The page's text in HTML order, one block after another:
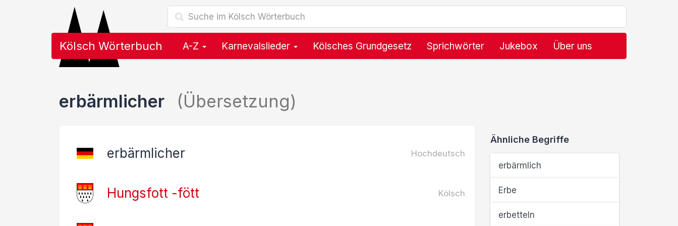
Kölsch Wörterbuch A-Z Karnevalslieder Kölsches Grundgesetz Sprichwörter Jukebox Über uns
erbärmlicher (Übersetzung)
erbärmlicher Hochdeutsch
Hungsfott -fött Kölsch
Ähnliche Begriffe
erbärmlich
Erbe
erbetteln